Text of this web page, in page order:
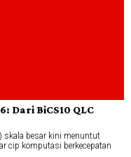
Dari BiCS10 QLC
skala besar kini menuntut
cip komputasi berkecepatan